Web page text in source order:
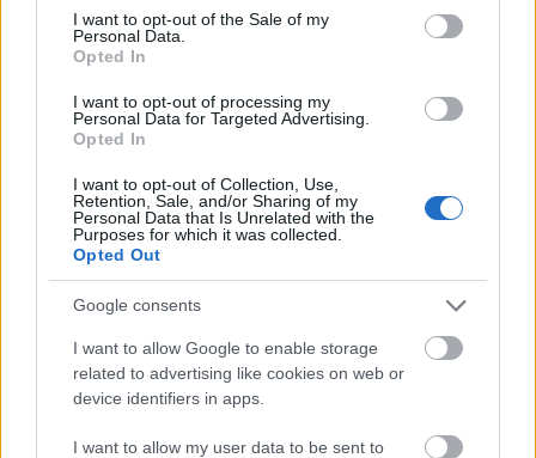
consent section.
I want to opt-out of the Sale of my
Personal Data.
Opted In
I want to opt-out of processing my
Personal Data for Targeted Advertising.
Opted In
I want to opt-out of Collection, Use,
Retention, Sale, and/or Sharing of my
Personal Data that Is Unrelated with the
Purposes for which it was collected.
Opted Out
Google consents
I want to allow Google to enable storage
related to advertising like cookies on web or
device identifiers in apps.
I want to allow my user data to be sent to
történelem
régészet török kor
Ajánlott bejegyzések:
Két írás a Kulturális Örökségvédelmi